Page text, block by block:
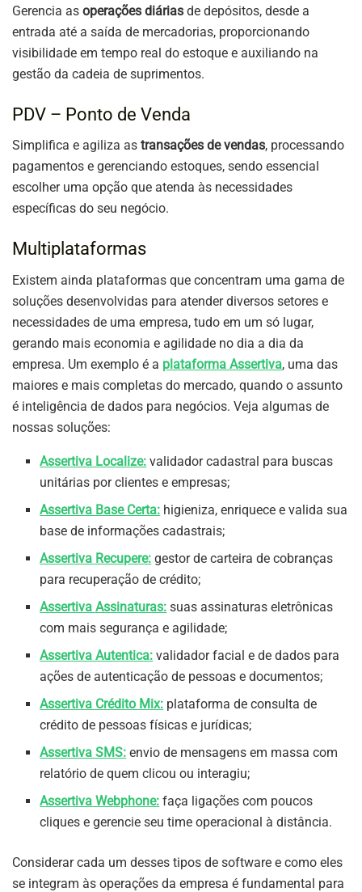
Gerencia as operações diárias de depósitos, desde a
entrada até a saída de mercadorias, proporcionando
visibilidade em tempo real do estoque e auxiliando na
gestão da cadeia de suprimentos.
PDV – Ponto de Venda
Simplifica e agiliza as transações de vendas, processando
pagamentos e gerenciando estoques, sendo essencial
escolher uma opção que atenda às necessidades
específicas do seu negócio.
Multiplataformas
Existem ainda plataformas que concentram uma gama de
soluções desenvolvidas para atender diversos setores e
necessidades de uma empresa, tudo em um só lugar,
gerando mais economia e agilidade no dia a dia da
empresa. Um exemplo é a plataforma Assertiva, uma das
maiores e mais completas do mercado, quando o assunto
é inteligência de dados para negócios. Veja algumas de
nossas soluções:
Assertiva Localize: validador cadastral para buscas
unitárias por clientes e empresas;
Assertiva Base Certa: higieniza, enriquece e valida sua
base de informações cadastrais;
Assertiva Recupere: gestor de carteira de cobranças
para recuperação de crédito;
Assertiva Assinaturas: suas assinaturas eletrônicas
com mais segurança e agilidade;
Assertiva Autentica: validador facial e de dados para
ações de autenticação de pessoas e documentos;
Assertiva Crédito Mix: plataforma de consulta de
crédito de pessoas físicas e jurídicas;
Assertiva SMS: envio de mensagens em massa com
relatório de quem clicou ou interagiu;
Assertiva Webphone: faça ligações com poucos
cliques e gerencie seu time operacional à distância.
Considerar cada um desses tipos de software e como eles
se integram às operações da empresa é fundamental para